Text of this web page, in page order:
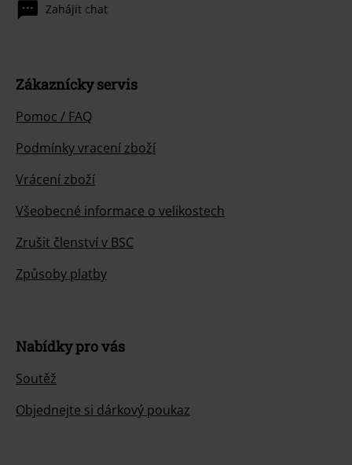
Zahájit chat
Zákaznícky servis
Pomoc / FAQ
Podmínky vracení zboží
Vrácení zboží
Všeobecné informace o velikostech
Zrušit členství v BSC
Způsoby platby
Nabídky pro vás
Soutěž
Objednejte si dárkový poukaz